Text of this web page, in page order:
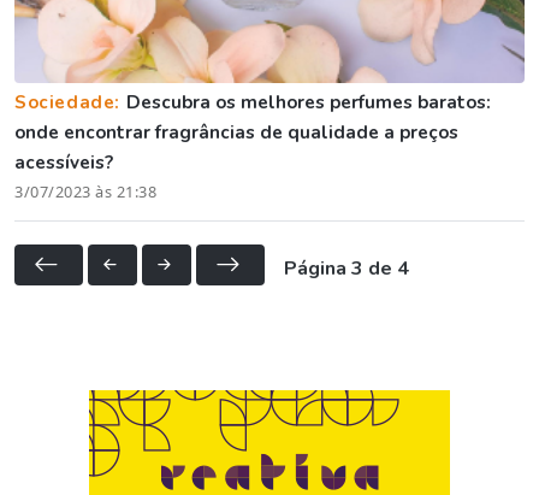
Sociedade: Descubra os melhores perfumes baratos:
onde encontrar fragrâncias de qualidade a preços
acessíveis?
3/07/2023 às 21:38
Página 3 de 4